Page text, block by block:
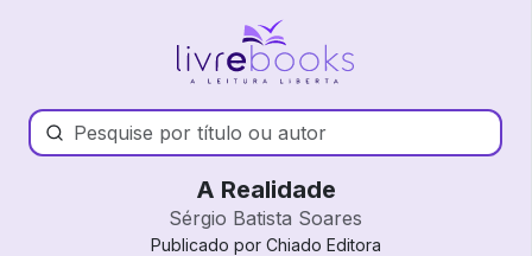
A Realidade
Sérgio Batista Soares
Publicado por Chiado Editora